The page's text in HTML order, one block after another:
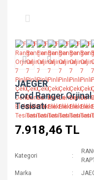
JAEGER
Ford Ranger
Tesisatı
7.918,46 TL
Kategori
Marka